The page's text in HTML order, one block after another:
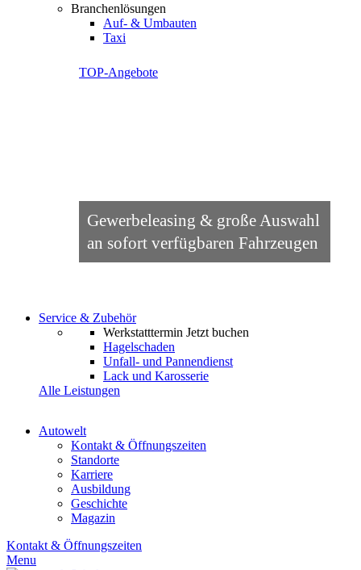
Branchenlösungen
Auf- & Umbauten
Taxi
TOP-Angebote
Gewerbeleasing & große Auswahl
an sofort verfügbaren Fahrzeugen
Service & Zubehör
Werkstatttermin Jetzt buchen
Hagelschaden
Unfall- und Pannendienst
Lack und Karosserie
Alle Leistungen
Autowelt
Kontakt & Öffnungszeiten
Standorte
Karriere
Ausbildung
Geschichte
Magazin
Kontakt & Öffnungszeiten
Menu